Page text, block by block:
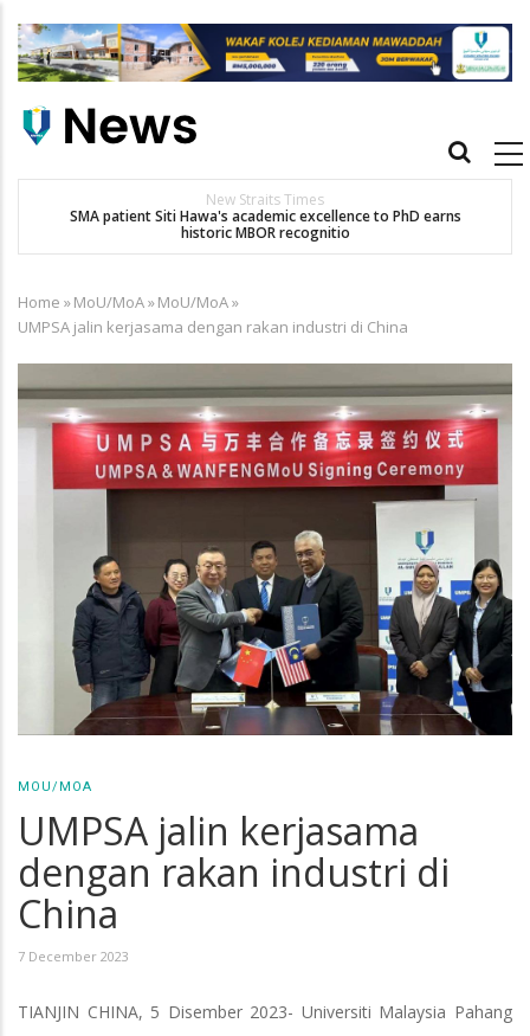
main
Main
New Straits Times
SMA patient Siti Hawa's academic excellence to PhD earns
historic MBOR recognitio
Breadcrumb
Home »MoU/MoA»MoU/MoA»
UMPSA jalin kerjasama dengan rakan industri di China
MOU/MOA
UMPSA jalin kerjasama
dengan rakan industri di
China
7 December 2023
TIANJIN CHINA, 5 Disember 2023- Universiti Malaysia Pahang